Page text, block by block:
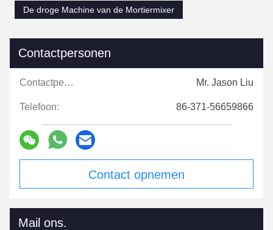
De droge Machine van de Mortiermixer
Contactpersonen
Contactpersonen: Mr. Jason Liu
Telefoon: 86-371-56659866
Contact opnemen
Mail ons.